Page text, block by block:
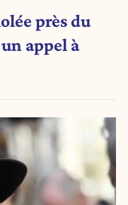
près du
appel à